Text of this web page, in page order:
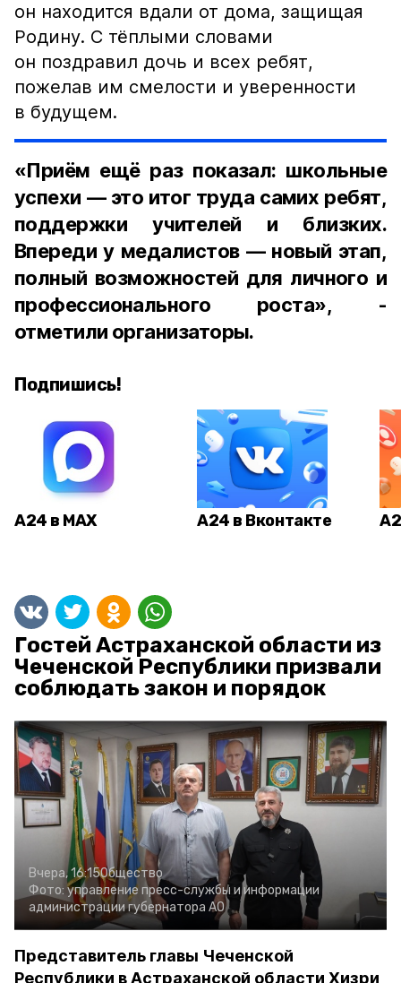
он находится вдали от дома, защищая
Родину. С тёплыми словами
он поздравил дочь и всех ребят,
пожелав им смелости и уверенности
в будущем.
«Приём ещё раз показал: школьные
успехи — это итог труда самих ребят,
поддержки учителей и близких.
Впереди у медалистов — новый этап,
полный возможностей для личного и
профессионального роста», -
отметили организаторы.
Подпишись!
А24 в MAX А24 в Вконтакте
Гостей Астраханской области из
Чеченской Республики призвали
соблюдать закон и порядок
Вчера, 16:15Общество
Фото: управление пресс-службы и информации
администрации губернатора АО
Представитель главы Чеченской
Республики в Астраханской области Хизри